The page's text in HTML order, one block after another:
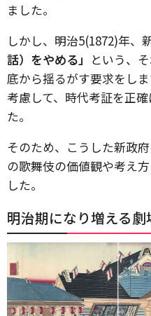
ました。
しかし、明治5(1872)年、
話）をやめる」 という、
底から揺るがす要求をし
考慮して、時代考証を正
た。
そのため、こうした新政
の歌舞伎の価値観や考え
した。
明治期になり増える劇